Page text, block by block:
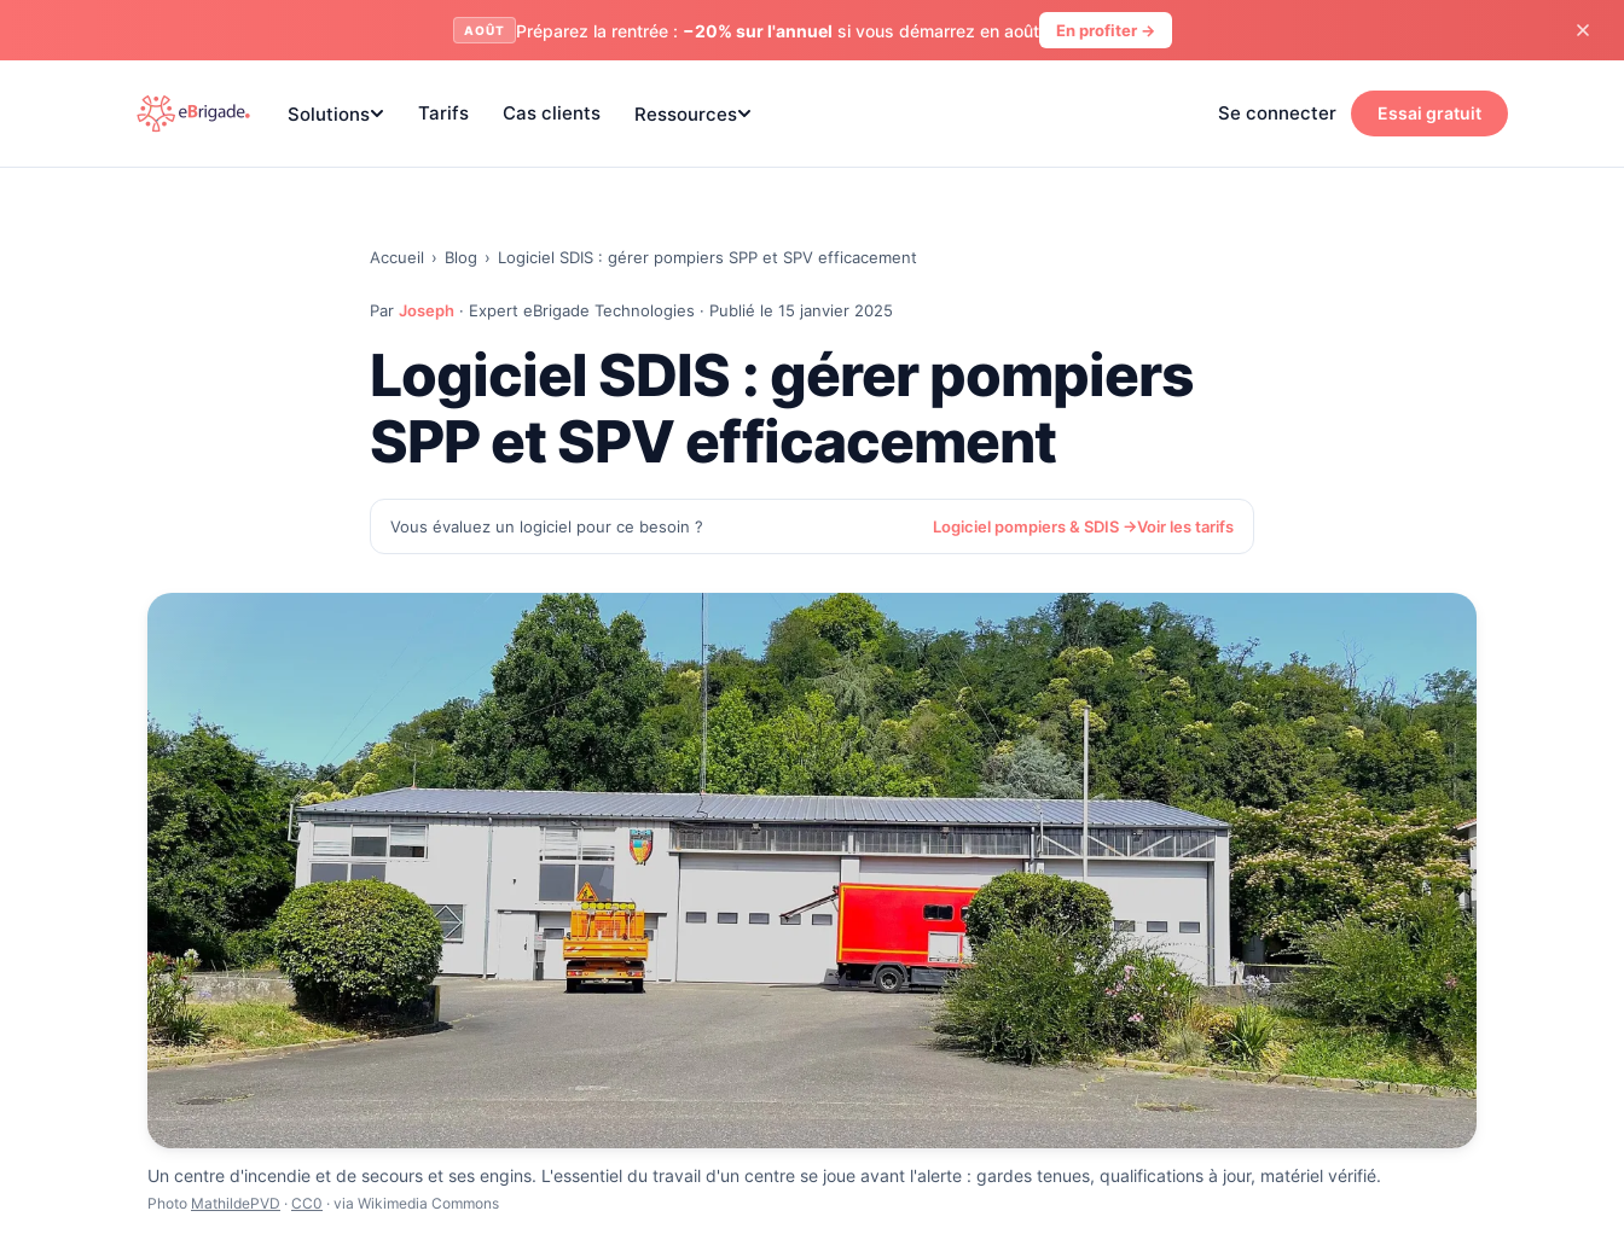
AOÛT Préparez la rentrée : −20% sur l'annuel si vous démarrez en août En profiter →
Solutions Tarifs Cas clients Ressources Se connecter Essai gratuit
Accueil › Blog › Logiciel SDIS : gérer pompiers SPP et SPV efficacement
Par Joseph · Expert eBrigade Technologies · Publié le 15 janvier 2025
Logiciel SDIS : gérer pompiers
SPP et SPV efficacement
Vous évaluez un logiciel pour ce besoin ? Logiciel pompiers & SDIS →Voir les tarifs
Un centre d'incendie et de secours et ses engins. L'essentiel du travail d'un centre se joue avant l'alerte : gardes tenues, qualifications à jour, matériel vérifié.
Photo MathildePVD · CC0 · via Wikimedia Commons